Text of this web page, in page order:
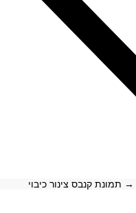
→ תמונת קנבס צינור כיבוי